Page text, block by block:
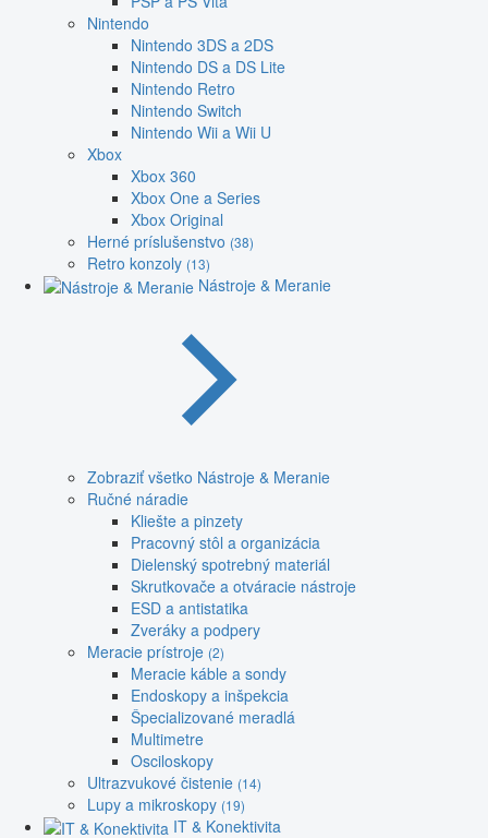
Nintendo
Nintendo 3DS a 2DS
Nintendo DS a DS Lite
Nintendo Retro
Nintendo Switch
Nintendo Wii a Wii U
Xbox
Xbox 360
Xbox One a Series
Xbox Original
Herné príslušenstvo (38)
Retro konzoly (13)
Nástroje & Meranie
Zobraziť všetko Nástroje & Meranie
Ručné náradie
Kliešte a pinzety
Pracovný stôl a organizácia
Dielenský spotrebný materiál
Skrutkovače a otváracie nástroje
ESD a antistatika
Zveráky a podpery
Meracie prístroje (2)
Meracie káble a sondy
Endoskopy a inšpekcia
Špecializované meradlá
Multimetre
Osciloskopy
Ultrazvukové čistenie (14)
Lupy a mikroskopy (19)
IT & Konektivita